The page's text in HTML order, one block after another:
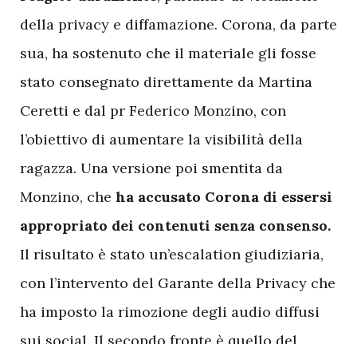
della privacy e diffamazione. Corona, da parte
sua, ha sostenuto che il materiale gli fosse
stato consegnato direttamente da Martina
Ceretti e dal pr Federico Monzino, con
l’obiettivo di aumentare la visibilità della
ragazza. Una versione poi smentita da
Monzino, che ha accusato Corona di essersi
appropriato dei contenuti senza consenso.
Il risultato è stato un’escalation giudiziaria,
con l’intervento del Garante della Privacy che
ha imposto la rimozione degli audio diffusi